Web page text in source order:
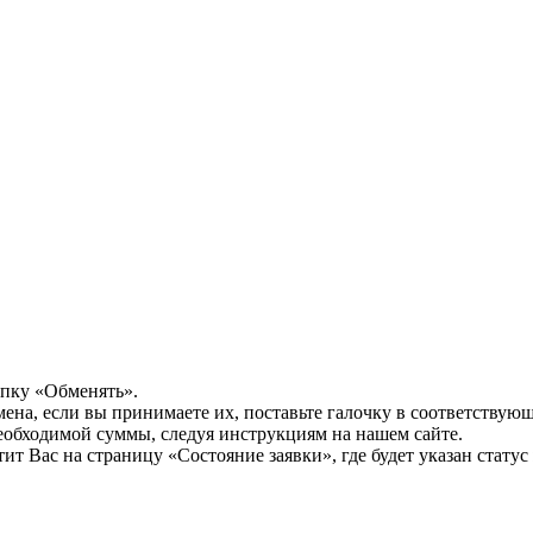
«Обменять».
если вы принимаете их, поставьте галочку в
суммы, следуя инструкциям на нашем сайте.
Вас на страницу «Состояние заявки», где будет указан